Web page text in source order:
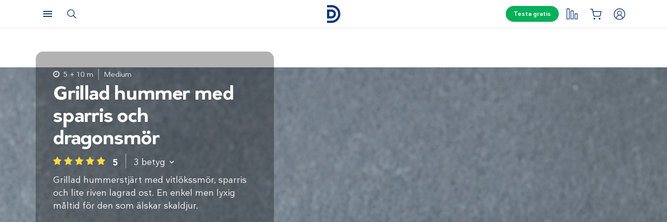
Testa gratis
Grillad hummer med
sparris och
dragonsmör
1 2 3 4 5 5 3 betyg
Grillad hummerstjärt med vitlökssmör, sparris
och lite riven lagrad ost. En enkel men lyxig
måltid för den som älskar skaldjur.
5 + 10 m Medium